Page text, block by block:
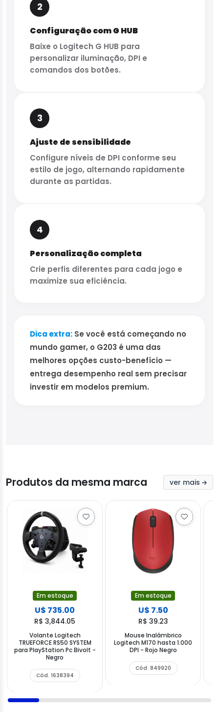
2
Configuração com G HUB
Baixe o Logitech G HUB para
personalizar iluminação, DPI e
comandos dos botões.
3
Ajuste de sensibilidade
Configure níveis de DPI conforme seu
estilo de jogo, alternando rapidamente
durante as partidas.
4
Personalização completa
Crie perfis diferentes para cada jogo e
maximize sua eficiência.
Dica extra: Se você está começando no
mundo gamer, o G203 é uma das
melhores opções custo-benefício —
entrega desempenho real sem precisar
investir em modelos premium.
Produtos da mesma marca ver mais
Em estoque
U$ 735.00
R$ 3,844.05
Volante Logitech
TRUEFORCE RS50 SYSTEM
para PlayStation Pc Bivolt -
Negro
Cód. 1638394
Em estoque
U$ 7.50
R$ 39.23
Mouse Inalámbrico
Logitech M170 hasta 1.000
DPI - Rojo Negro
Cód. 849920